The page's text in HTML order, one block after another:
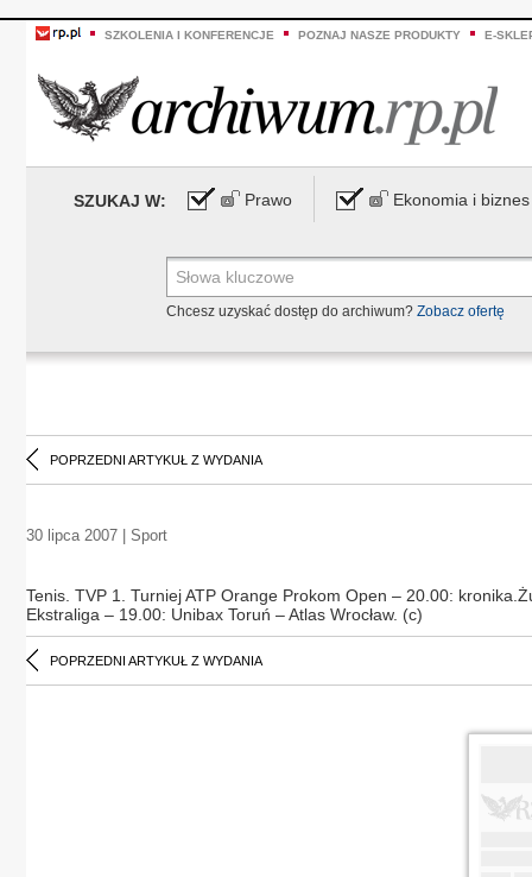
SZKOLENIA I KONFERENCJE POZNAJ NASZE PRODUKTY E-
SZUKAJ W: Prawo Ekonomia i biznes
Chcesz uzyskać dostęp do archiwum? Zobacz ofertę
POPRZEDNI ARTYKUŁ Z WYDANIA
30 lipca 2007 | Sport
Tenis. TVP 1. Turniej ATP Orange Prokom Open – 20.00:
Ekstraliga – 19.00: Unibax Toruń – Atlas Wrocław. (c)
POPRZEDNI ARTYKUŁ Z WYDANIA